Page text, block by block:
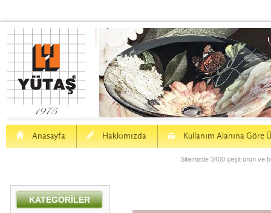
Anasayfa
H Hakkımızda
a Kullanım Alanına Göre
S
Sitemizde 3400 çeşit ürün ve
KATEGORİLER